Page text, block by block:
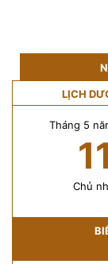
LỊCH
Tháng 5
11
Chủ